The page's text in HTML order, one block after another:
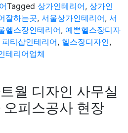
Tagged 상가인테리어, 상가인
잘하는곳, 서울상가인테리어, 서
헬스장인테리어, 예쁜헬스장디자
피티샵인테리어, 헬스장디자인,
테리어업체
월 디자인 사무실
피스공사 현장